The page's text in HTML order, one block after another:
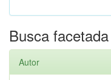
Busca facetada
Autor